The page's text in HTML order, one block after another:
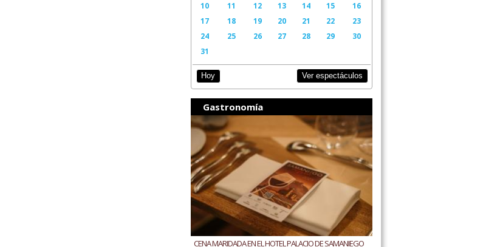
10
11 12 13 14 15
16
17
18 19 20 21 22
23
24
25 26 27 28 29
30
31
Hoy Ver espectáculos
Gastronomía
CENA MARIDADA EN EL HOTEL PALACIO DE SAMANIEGO